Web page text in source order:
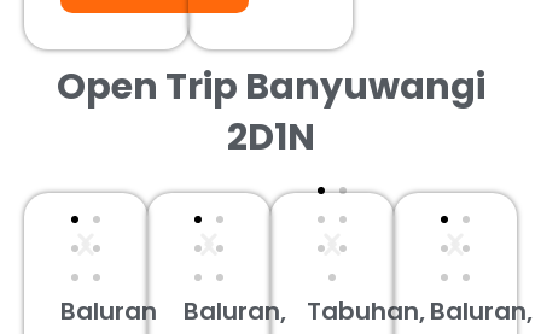
Open Trip Banyuwangi
2D1N
Baluran
Baluran,
Tabuhan,Baluran,